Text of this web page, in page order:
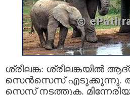
ശ്രീലങ്ക: ശ്രീലങ്കയില്‍
സെന്‍സെസ് എടുക്കുന്നു.
സെസ് നടത്തുക. മിന്നേരിയ